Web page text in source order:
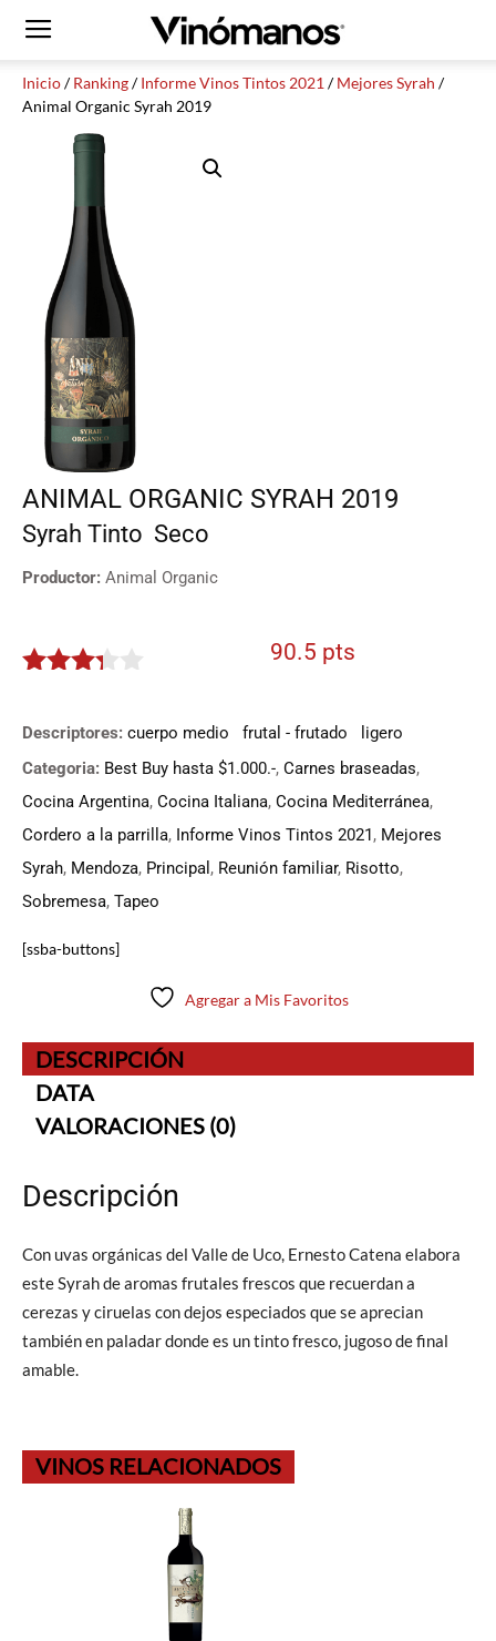
Inicio/Ranking/Informe Vinos Tintos 2021 /Mejores Syrah /
Animal Organic Syrah 2019
ANIMAL ORGANIC SYRAH 2019
Syrah Tinto Seco
Productor: Animal Organic
90.5 pts
Descriptores: cuerpo medio frutal - frutado
ligero
Categoria: Best Buy hasta $1.000.-, Carnes braseadas,
Cocina Argentina, Cocina Italiana, Cocina Mediterránea,
Cordero a la parrilla, Informe Vinos Tintos 2021, Mejores
Syrah, Mendoza, Principal , Reunión familiar, Risotto,
Sobremesa, Tapeo
[ssba-buttons]
Agregar a Mis Favoritos
DESCRIPCIÓN
DATA
VALORACIONES (0)
Descripción
Con uvas orgánicas del Valle de Uco, Ernesto Catena elabora
este Syrah de aromas frutales frescos que recuerdan a
cerezas y ciruelas con dejos especiados que se aprecian
también en paladar donde es un tinto fresco, jugoso de final
amable.
VINOS RELACIONADOS